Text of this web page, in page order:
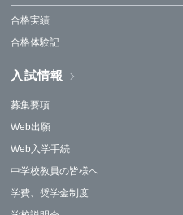
合格実績
合格体験記
入試情報
募集要項
Web出願
Web入学手続
中学校教員の皆様へ
学費、奨学金制度